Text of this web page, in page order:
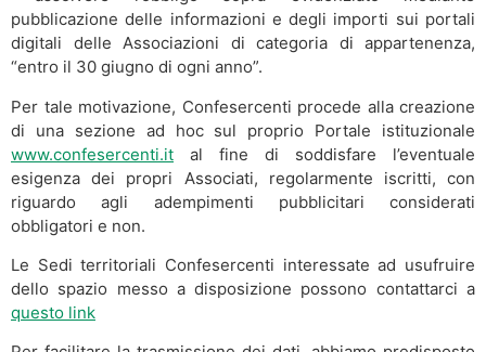
pubblicazione delle informazioni e degli importi sui portali
digitali delle Associazioni di categoria di appartenenza,
“entro il 30 giugno di ogni anno”.
Per tale motivazione, Confesercenti procede alla creazione
di una sezione ad hoc sul proprio Portale istituzionale
www.confesercenti.it al fine di soddisfare l’eventuale
esigenza dei propri Associati, regolarmente iscritti, con
riguardo agli adempimenti pubblicitari considerati
obbligatori e non.
Le Sedi territoriali Confesercenti interessate ad usufruire
dello spazio messo a disposizione possono contattarci a
questo link